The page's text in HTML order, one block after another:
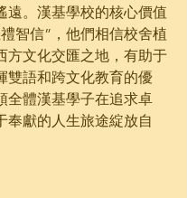
遠。漢基學校的核心價值
智信”，他們相信校舍植
方文化交匯之地，有助于
雙語和跨文化教育的優
全體漢基學子在追求卓
奉獻的人生旅途綻放自